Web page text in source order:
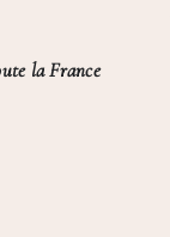
la France